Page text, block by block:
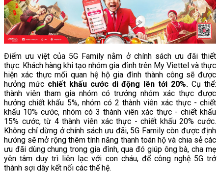
Điểm ưu việt của 5G Family nằm ở chính sách ưu đãi thiết
thực: Khách hàng khi tạo nhóm gia đình trên My Viettel và thực
hiện xác thực mối quan hệ hộ gia đình thành công sẽ được
hưởng mức chiết khấu cước di động lên tới 20%.Cụ thể:
thành viên tham gia nhóm có trưởng nhóm xác thực được
hưởng chiết khấu 5%, nhóm có 2 thành viên xác thực - chiết
khấu 10% cước, nhóm có 3 thành viên xác thực - chiết khấu
15% cước, từ 4 thành viên xác thực - chiết khấu 20% cước.
Không chỉ dừng ở chính sách ưu đãi, 5G Family còn được định
hướng sẽ mở rộng thêm tính năng thanh toán hộ và chia sẻ các
ưu đãi dùng chung trong gia đình, qua đó giúp ông bà, cha mẹ
yên tâm duy trì liên lạc với con cháu, để công nghệ 5G trở
thành sợi dây kết nối các thế hệ.